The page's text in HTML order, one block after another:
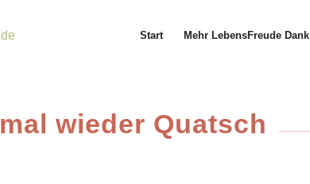
Start Mehr LebensFreude Dank
wieder Quatsch